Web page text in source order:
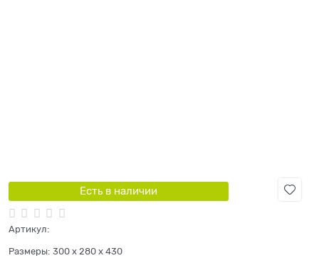
Есть в наличии
Артикул:
Размеры: 300 x 280 x 430